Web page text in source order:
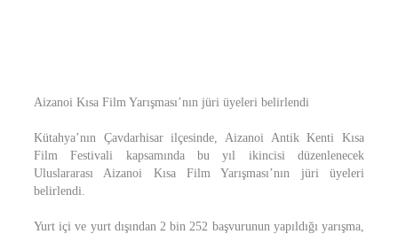
Aizanoi Kısa Film Yarışması’nın jüri üyeleri belirlendi
Kütahya’nın Çavdarhisar ilçesinde, Aizanoi Antik Kenti Kısa
Film Festivali kapsamında bu yıl ikincisi düzenlenecek
Uluslararası Aizanoi Kısa Film Yarışması’nın jüri üyeleri
belirlendi.
Yurt içi ve yurt dışından 2 bin 252 başvurunun yapıldığı yarışma,